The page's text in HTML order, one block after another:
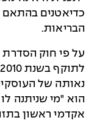
כדיאטנים
הבריאות.
על פי חוק הסדרת
נאותה של
הוא "מי שניתנה
אקדמי ראשון